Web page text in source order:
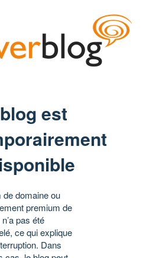
est
de domaine ou
premium de
pas été
ce qui explique
Dans